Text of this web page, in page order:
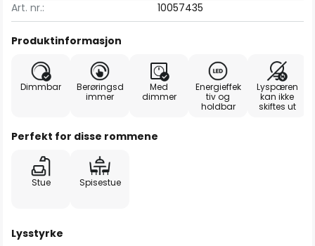
Art. nr.:
10057435
Produktinformasjon
Dimmbar
Berøringsd
immer
Med
dimmer
Energieffek
tiv og
holdbar
Lyspæren
kan ikke
skiftes ut
Perfekt for disse rommene
Stue Spisestue
Lysstyrke